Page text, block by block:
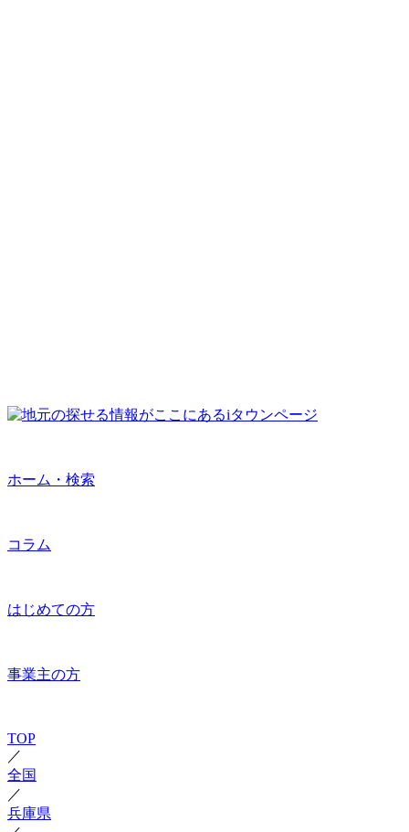
ホーム・検索
コラム
はじめての方
事業主の方
TOP
／
全国
／
兵庫県